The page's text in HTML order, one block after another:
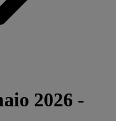
2026 -